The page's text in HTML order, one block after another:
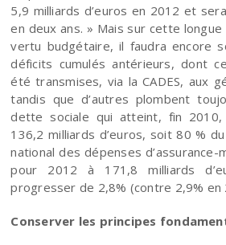
5,9 milliards d’euros en 2012 et
en deux ans. » Mais sur cette
vertu budgétaire, il faudra encore
déficits cumulés antérieurs, dont
été transmises, via la CADES, aux
tandis que d’autres plombent
dette sociale qui atteint, fin
136,2 milliards d’euros, soit 80 %
national des dépenses d’assurance-
pour 2012 à 171,8 milliards
progresser de 2,8% (contre 2,9% en
Conserver les principes